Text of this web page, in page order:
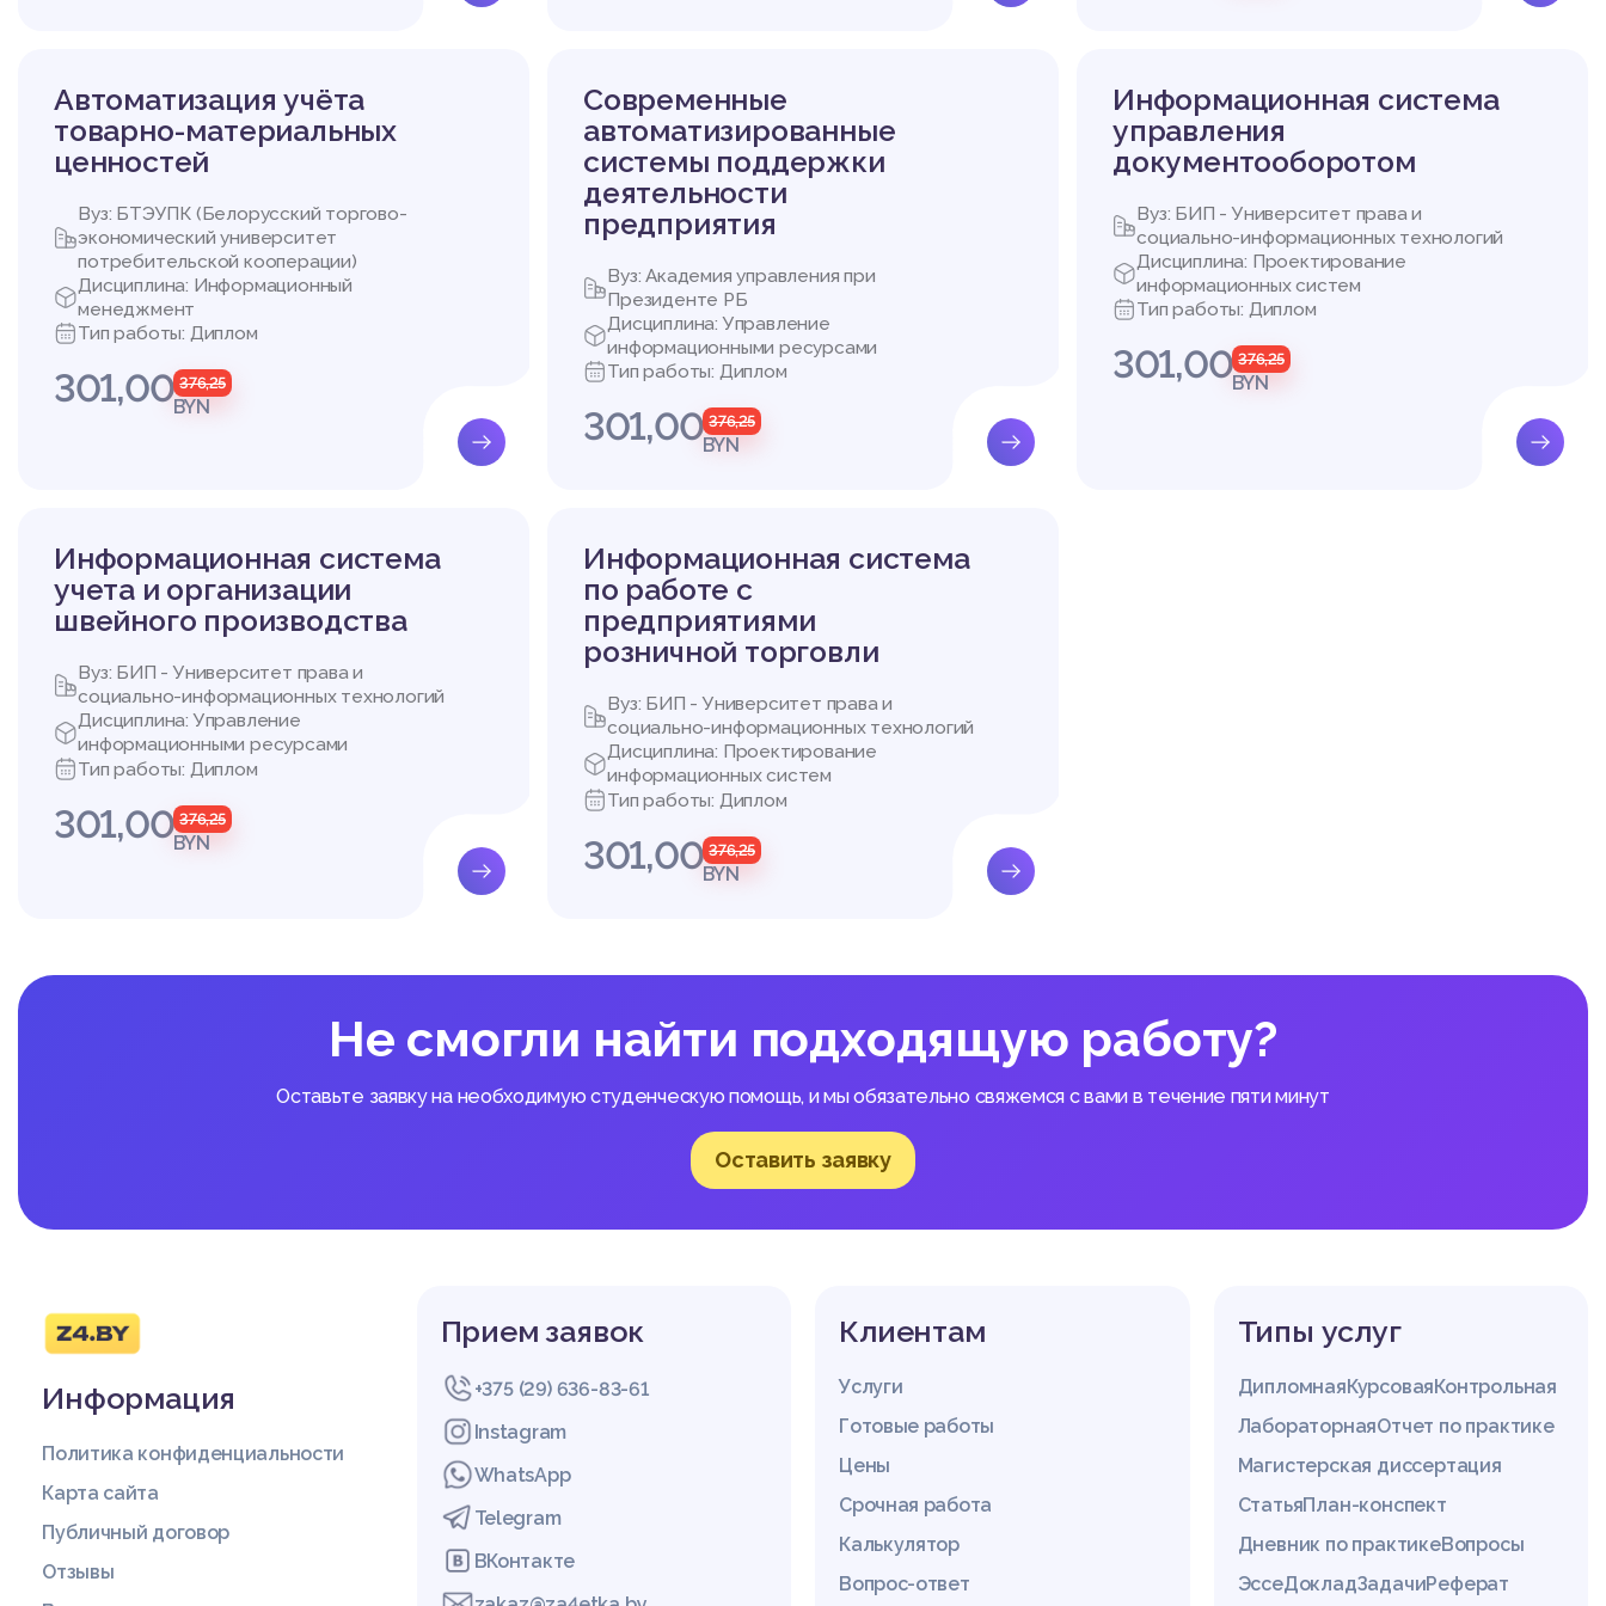
Купить эту работу
2.3 Информационные технологии предприятия
2.4 Техническое задание на проектирование информационной системы складской деятельно
сти предприятия
Глава 3 Проектирование и разработка информационной системы складской деятельности пр
едприятия ООО «Вентквартетстрой»
3.1 Обоснование средств и технологий разработки ИС
3.3 UML-моделирование информационной системы
3.3.1 Диаграмма функций (Use Case)
3.3.2 Диаграмма развертывания (Deployment)
3.3.3 Диаграммы состояний, действий, взаимодействий
3.3.4 Диаграмма компонентов
3.4 Проектирование и разработка базы данных
Глава 4 Оценка экономического эффекта от разработки информационной системы
Список использованных литературных источников
Автоматизация учёта
товарно-материальных
ценностей
Вуз: БТЭУПК (Белорусский торгово-
экономический университет
потребительской кооперации)
Дисциплина: Информационный
менеджмент
Тип работы: Диплом
301,00 376,25
BYN
Современные
автоматизированные
системы поддержки
деятельности
предприятия
Вуз: Академия управления при
Президенте РБ
Дисциплина: Управление
информационными ресурсами
Тип работы: Диплом
301,00 376,25
BYN
Информационная система
управления
документооборотом
Вуз: БИП - Университет права и
социально-информационных технологий
Дисциплина: Проектирование
информационных систем
Тип работы: Диплом
301,00 376,25
BYN
Информационная система
учета и организации
швейного производства
Вуз: БИП - Университет права и
социально-информационных технологий
Дисциплина: Управление
информационными ресурсами
Тип работы: Диплом
301,00 376,25
BYN
Информационная система
по работе с
предприятиями
розничной торговли
Вуз: БИП - Университет права и
социально-информационных технологий
Дисциплина: Проектирование
информационных систем
Тип работы: Диплом
301,00 376,25
BYN
Не смогли найти подходящую работу?
Оставьте заявку на необходимую студенческую помощь, и мы обязательно свяжемся с вами в течение пяти минут
Оставить заявку
Информация
Политика конфиденциальности
Карта сайта
Публичный договор
Отзывы
Прием заявок
+375 (29) 636-83-61
Instagram
WhatsApp
Telegram
ВКонтакте
Клиентам
Услуги
Готовые работы
Цены
Срочная работа
Калькулятор
Вопрос-ответ
Типы услуг
ДипломнаяКурсоваяКонтрольная
ЛабораторнаяОтчет по практике
Магистерская диссертация
СтатьяПлан-конспект
Дневник по практикеВопросы
ЭссеДокладЗадачиРеферат